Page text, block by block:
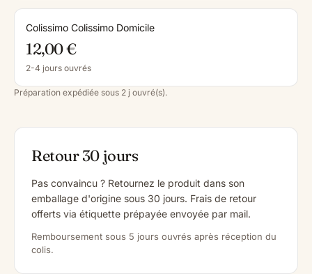
Colissimo Colissimo Domicile
12,00 €
2-4 jours ouvrés
Préparation expédiée sous 2 j ouvré(s).
Retour 30 jours
Pas convaincu ? Retournez le produit dans son
emballage d'origine sous 30 jours. Frais de retour
offerts via étiquette prépayée envoyée par mail.
Remboursement sous 5 jours ouvrés après réception du
colis.